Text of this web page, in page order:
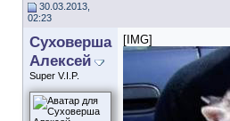
30.03.2013,
02:23
Суховерша
Алексей
Super V.I.P.
[IMG]